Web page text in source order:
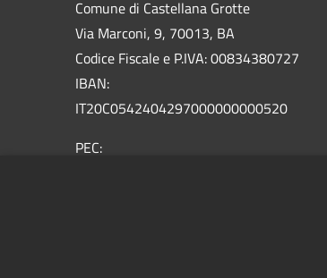
Comune di Castellana Grotte
Via Marconi, 9, 70013, BA
Codice Fiscale e P.IVA: 00834380727
IBAN:
IT20C0542404297000000000520
PEC: